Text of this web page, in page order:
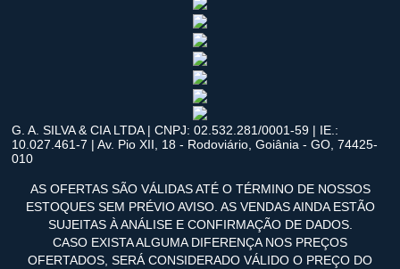
G. A. SILVA & CIA LTDA | CNPJ: 02.532.281/0001-59 | IE.:
10.027.461-7 | Av. Pio XII, 18 - Rodoviário, Goiânia - GO, 74425-
010
AS OFERTAS SÃO VÁLIDAS ATÉ O TÉRMINO DE NOSSOS
ESTOQUES SEM PRÉVIO AVISO. AS VENDAS AINDA ESTÃO
SUJEITAS À ANÁLISE E CONFIRMAÇÃO DE DADOS.
CASO EXISTA ALGUMA DIFERENÇA NOS PREÇOS
OFERTADOS, SERÁ CONSIDERADO VÁLIDO O PREÇO DO